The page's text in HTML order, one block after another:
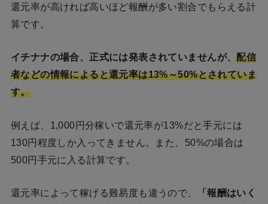
還元率が高ければ高いほど報酬が多い割合でもらえる計
算です。
イチナナの場合、正式には発表されていませんが、配信
者などの情報によると還元率は13%～50%とされていま
す。
例えば、1,000円分稼いで還元率が13%だと手元には
130円程度しか入ってきません。また、50%の場合は
500円手元に入る計算です。
還元率によって稼げる難易度も違うので、
「報酬はいく